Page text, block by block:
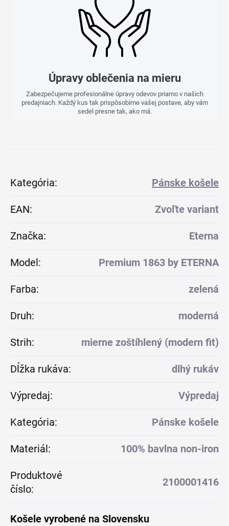
Úpravy oblečenia na mieru
Zabezpečujeme profesionálne úpravy odevov priamo v našich
predajniach. Každý kus tak prispôsobíme vašej postave, aby vám
sedel presne tak, ako má.
Kategória: Pánske košele
EAN: Zvoľte variant
Značka: Eterna
Model: Premium 1863 by ETERNA
Farba: zelená
Druh: moderná
Strih: mierne zoštíhlený (modern fit)
Dĺžka rukáva: dlhý rukáv
Výpredaj: Výpredaj
Kategória: Pánske košele
Materiál: 100% bavlna non-iron
Produktové
číslo:
2100001416
Košele vyrobené na Slovensku